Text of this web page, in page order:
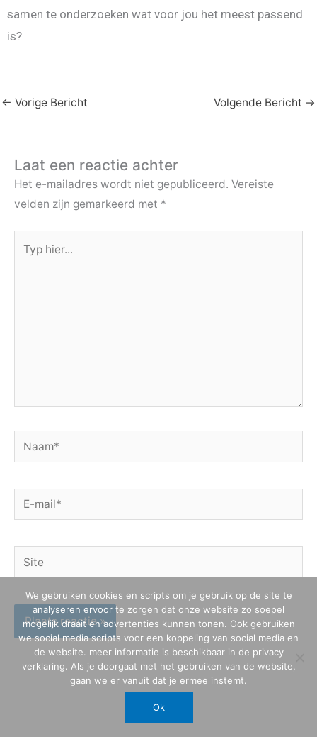
samen te onderzoeken wat voor jou het meest passend
is?
← Vorige Bericht Volgende Bericht →
Laat een reactie achter
Het e-mailadres wordt niet gepubliceerd. Vereiste
velden zijn gemarkeerd met *
hier...
Naam*
E-
mail*
Site
We gebruiken cookies en scripts om je gebruik op de site te
analyseren ervoor te zorgen dat onze website zo soepel
mogelijk draait en advertenties kunnen tonen. Ook gebruiken
we social media scripts voor een koppeling van social media en
de website. meer informatie is beschikbaar in de privacy
verklaring. Als je doorgaat met het gebruiken van de website,
gaan we er vanuit dat je ermee instemt.
Ok